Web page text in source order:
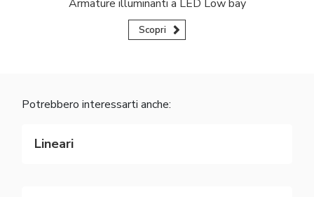
Armature illuminanti a LED Low bay
Scopri
Potrebbero interessarti anche:
Lineari